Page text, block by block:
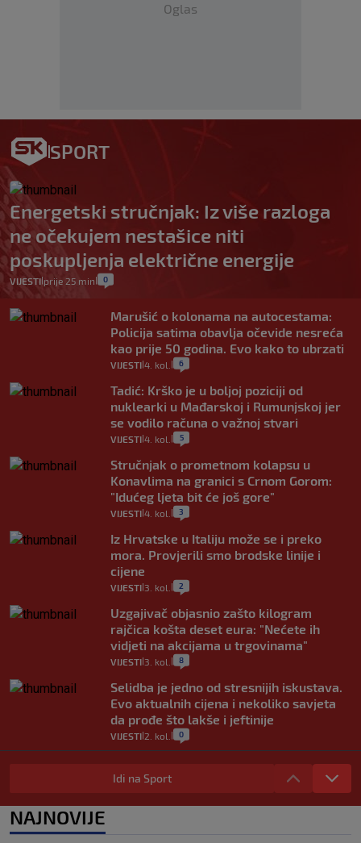
Oglas
SPORT
Energetski stručnjak: Iz više razloga
ne očekujem nestašice niti
poskupljenja električne energije
VIJESTI| prije 25 min 0
Marušić o kolonama na autocestama:
Policija satima obavlja očevide nesreća
kao prije 50 godina. Evo kako to ubrzati
VIJESTI 4. kol. 6
Tadić: Krško je u boljoj poziciji od
nuklearki u Mađarskoj i Rumunjskoj jer
se vodilo računa o važnoj stvari
VIJESTI 4. kol. 5
Stručnjak o prometnom kolapsu u
Konavlima na granici s Crnom Gorom:
"Idućeg ljeta bit će još gore"
VIJESTI 4. kol. 3
Iz Hrvatske u Italiju može se i preko
mora. Provjerili smo brodske linije i
cijene
VIJESTI 3. kol. 2
Uzgajivač objasnio zašto kilogram
rajčica košta deset eura: "Nećete ih
vidjeti na akcijama u trgovinama"
VIJESTI 3. kol. 8
Selidba je jedno od stresnijih iskustava.
Evo aktualnih cijena i nekoliko savjeta
da prođe što lakše i jeftinije
VIJESTI 2. kol. 0
Izračunali smo koliko košta putovanje
automobilom na Hvar iz Zagreba, a
14
Idi na Sport
NAJNOVIJE